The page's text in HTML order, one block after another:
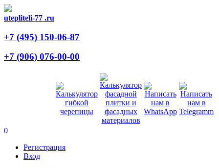
utepliteli-77 .ru
+7 (495) 150-06-87
+7 (906) 076-00-00
0
Регистрация
Вход